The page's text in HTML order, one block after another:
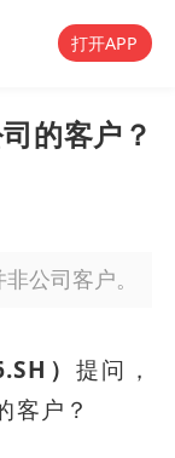
打开APP
的客户？
公司客户。
） 提问，
客户？